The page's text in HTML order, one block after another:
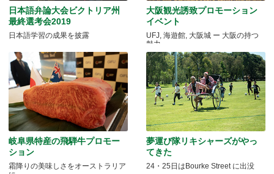
日本語弁論大会ビクトリア州
最終選考会2019
日本語学習の成果を披露
大阪観光誘致プロモーション
イベント
UFJ, 海遊館, 大阪城 ー 大阪の持つ
魅力
岐阜県特産の飛騨牛プロモー
ション
霜降りの美味しさをオーストラリア
夢運び隊リキシャーズがやっ
てきた
24・25日はBourke Street に出没